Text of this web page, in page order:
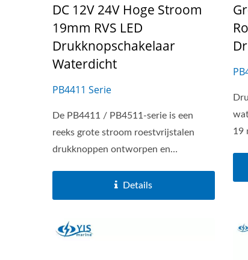
DC 12V 24V Hoge Stroom
19mm RVS LED
Drukknopschakelaar
Waterdicht
PB4411 Serie
De PB4411 / PB4511-serie is een
reeks grote stroom roestvrijstalen
drukknoppen ontworpen en
Details
19
Hoofdaccuschakelaars Serie